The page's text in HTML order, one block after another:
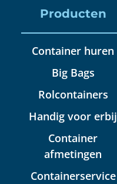
Producten
Container huren
Big Bags
Rolcontainers
Handig voor erbij
Container
afmetingen
Containerservice